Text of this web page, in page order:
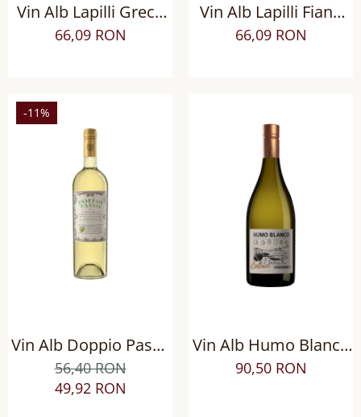
Vin Alb Lapilli Greco
di Tufo DOCG, sec
66,09 RON
Vin Alb Lapilli Fiano
Beneventano IGT sec
66,09 RON
-11%
Vin Alb Doppio Passo
Grillo Sicilia DOC, Sec
56,40 RON
49,92 RON
Vin Alb Humo Blanco
Limited Edition
Chardonnay BIO, Sec
90,50 RON